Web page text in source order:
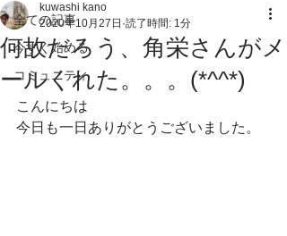
全ての記事
今すぐ始める
コミュニティ
何故だろう、角栄さんがメ
ールくれた。。。(*^^*)
kuwashi kano
2020年10月27日 読了時間: 1分
こんにちは
今日も一日ありがとうございました。